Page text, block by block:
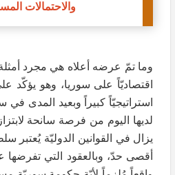
والاحتمالات
وما تمّ عرضه أعلاه هي مجرد
اقتصاديّاً على سوريا، وهو يؤكّد
استراتيجيّاً كبيراً وبعيد المدى
لديها اليوم من فرصة سانحة
يزال في القوانين الدوليّة
أقصى حدّ، وبالعقود التي تفرضها